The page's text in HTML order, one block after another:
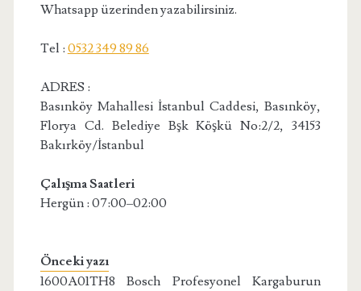
Whatsapp üzerinden yazabilirsiniz.
Tel : 0532 349 89 86
ADRES :
Basınköy Mahallesi İstanbul Caddesi, Basınköy,
Florya Cd. Belediye Bşk Köşkü No:2/2, 34153
Bakırköy/İstanbul
Çalışma Saatleri
Hergün : 07:00–02:00
Önceki yazı
1600A01TH8 Bosch Profesyonel Kargaburun